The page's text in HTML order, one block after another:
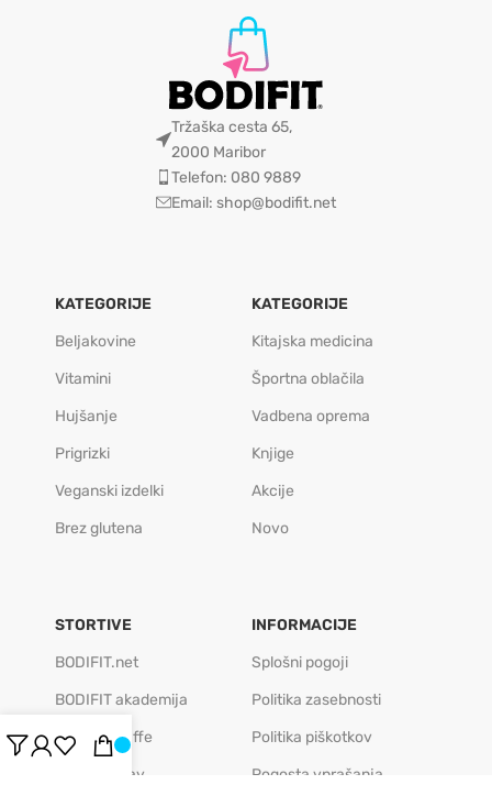
Tržaška cesta 65,
2000 Maribor
Telefon: 080 9889
Email: shop@bodifit.net
KATEGORIJE
Beljakovine
Vitamini
Hujšanje
Prigrizki
Veganski izdelki
Brez glutena
KATEGORIJE
Kitajska medicina
Športna oblačila
Vadbena oprema
Knjige
Akcije
Novo
STORTIVE
BODIFIT.net
BODIFIT akademija
BODIFIT caffe
BODIFIT play
INFORMACIJE
Splošni pogoji
Politika zasebnosti
Politika piškotkov
Pogosta vprašanja